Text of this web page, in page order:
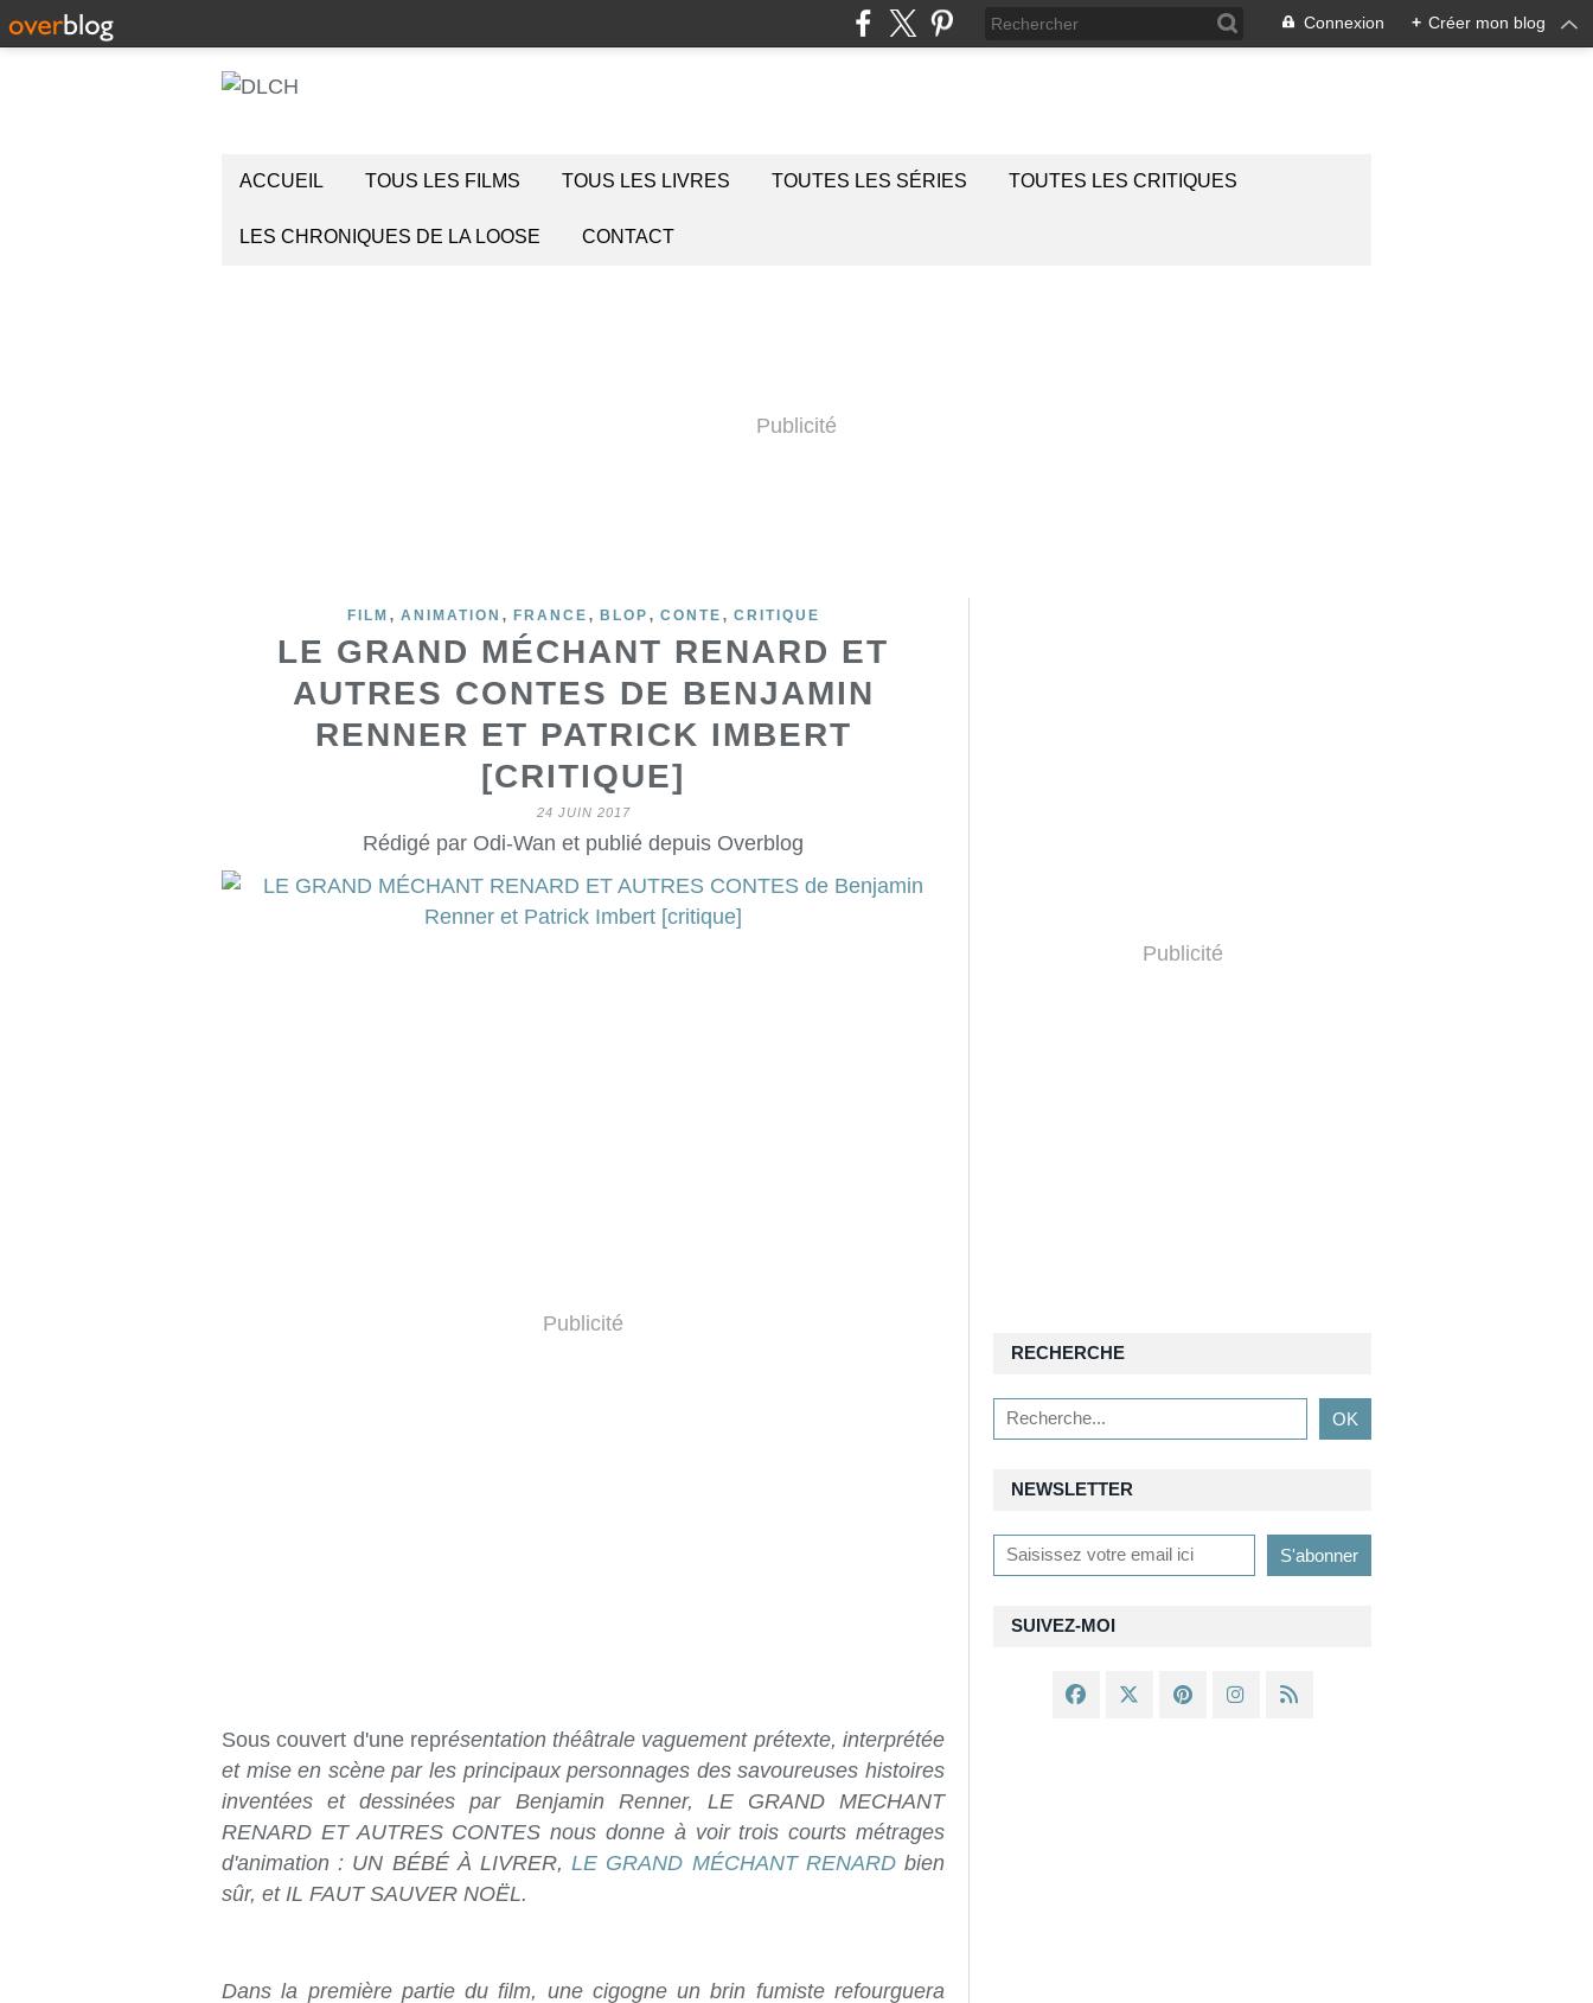
Connexion + Créer mon blog
ACCUEIL TOUS LES FILMS TOUS LES LIVRES TOUTES LES SÉRIES TOUTES LES CRITIQUES
LES CHRONIQUES DE LA LOOSE CONTACT
Publicité
FILM , ANIMATION , FRANCE , BLOP , CONTE , CRITIQUE
LE GRAND MÉCHANT RENARD ET
AUTRES CONTES DE BENJAMIN
RENNER ET PATRICK IMBERT
[CRITIQUE]
24 JUIN 2017
Rédigé par Odi-Wan et publié depuis Overblog
Publicité
Sous couvert d'une représentation théâtrale vaguement prétexte, interprétée
et mise en scène par les principaux personnages des savoureuses histoires
inventées et dessinées par Benjamin Renner, LE GRAND MECHANT
RENARD ET AUTRES CONTES nous donne à voir trois courts métrages
d'animation : UN BÉBÉ À LIVRER,LE GRAND MÉCHANT RENARDbien
sûr, et IL FAUT SAUVER NOËL.
Dans la première partie du film, une cigogne un brin fumiste refourguera
Publicité
NEWSLETTER
SUIVEZ-MOI
RECHERCHE